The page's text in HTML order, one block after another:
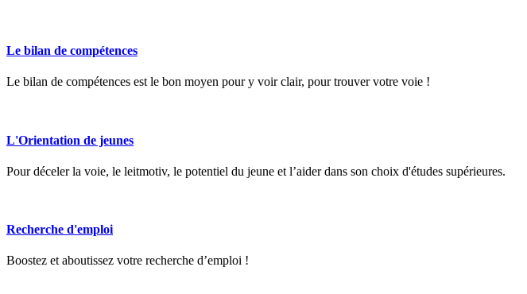
Le bilan de compétences
Le bilan de compétences est le bon moyen pour y voir clair, pour trouver votre voie !
L'Orientation de jeunes
Pour déceler la voie, le leitmotiv, le potentiel du jeune et l’aider dans son choix d'études supérieures.
Recherche d'emploi
Boostez et aboutissez votre recherche d’emploi !